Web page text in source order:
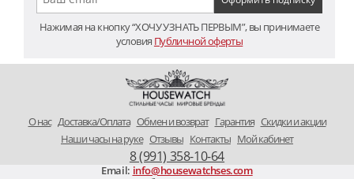
Нажимая на кнопку “ХОЧУ УЗНАТЬ ПЕРВЫМ”, вы принимаете
условия Публичной оферты
O нас Доставка/Оплата Обмен и возврат Гарантия Скидки и акции
Наши часы на руке Отзывы Контакты Мой кабинет
8 (991) 358-10-64
Email: info@housewatchses.com